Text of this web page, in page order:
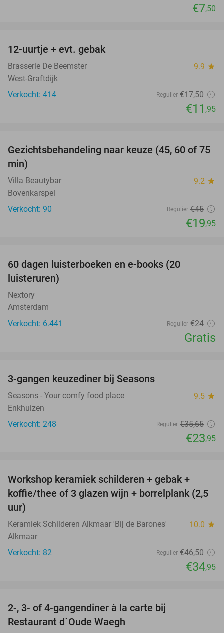
€7,50
12-uurtje + evt. gebak
Brasserie De Beemster 9.9 star
West-Graftdijk
Verkocht: 414
Regulier €17,50
€11 ,95
56%
Gezichtsbehandeling naar keuze (45, 60 of 75
min)
Villa Beautybar 9.2 star
Bovenkarspel
Verkocht: 90
Regulier €45
€19,95
60 dagen luisterboeken en e-books (20
luisteruren)
Nextory
Amsterdam
Verkocht: 6.441
Regulier €24
Gratis
3-gangen keuzediner bij Seasons
Seasons - Your comfy food place 9.5 star
Enkhuizen
Verkocht: 248
Regulier €35,65
€23,95
Workshop keramiek schilderen + gebak +
koffie/thee of 3 glazen wijn + borrelplank (2,5
uur)
Keramiek Schilderen Alkmaar 'Bij de Barones' 10.0 star
Alkmaar
Verkocht: 82
Regulier €46,50
€34,95
2-, 3- of 4-gangendiner à la carte bij
Restaurant d´Oude Waegh